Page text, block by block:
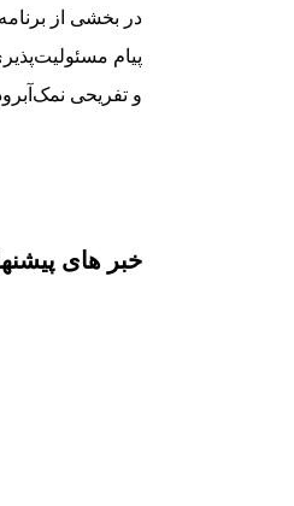
در بخشی از
پیام
و تفریحی
خبر های